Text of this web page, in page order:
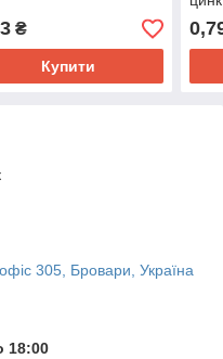
₴
Купити
305, Бровари, Україна
18:00